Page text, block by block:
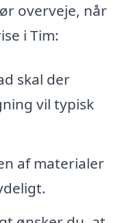
overveje, når
i Tim:
skal der
vil typisk
af materialer